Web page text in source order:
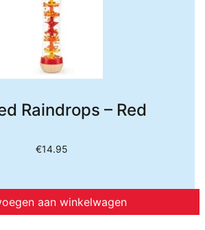
Raindrops – Red
€14.95
aan winkelwagen